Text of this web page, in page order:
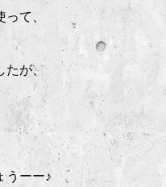
て、
たが、
うーー♪